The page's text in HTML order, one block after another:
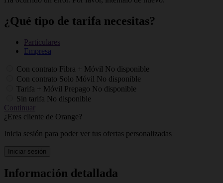
¿Qué tipo de tarifa necesitas?
Particulares
Empresa
Con contrato Fibra + Móvil No disponible
Con contrato Solo Móvil No disponible
Tarifa + Móvil Prepago No disponible
Sin tarifa No disponible
Continuar
¿Eres cliente de Orange?
Inicia sesión para poder ver tus ofertas personalizadas
Iniciar sesión
Información detallada